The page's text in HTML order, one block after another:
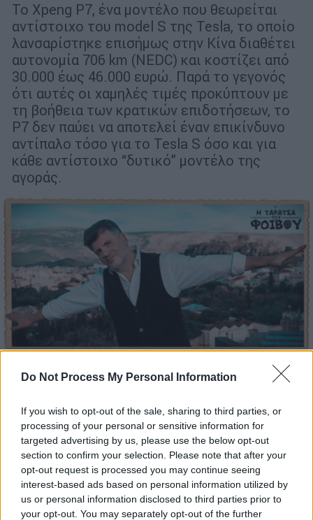
Do Not Process My Personal Information
If you wish to opt-out of the sale, sharing to third parties, or
processing of your personal or sensitive information for
targeted advertising by us, please use the below opt-out
section to confirm your selection. Please note that after your
opt-out request is processed you may continue seeing
interest-based ads based on personal information utilized by
us or personal information disclosed to third parties prior to
your opt-out. You may separately opt-out of the further
Το Xpeng P7, ένα μοντέλο που θεωρείται
αντίστοιχο του model S της Tesla, το οποίο
λανσαρίστηκε επισήμως στην Κίνα διαθέτει
αυτονομία 706 km (NEDC) και κοστίζει από
30.000 έως 46.000 ευρώ. Παρά το γεγονός
ότι αυτές οι χαμηλές τιμές προκύπτουν με
τη βοήθεια των κρατικών επιδοτήσεων, το
P7 δεν παύει να αποτελεί έναν επικίνδυνο
αντίπαλο τόσο για το Tesla S όσο και για
κάθε αντίστοιχο “δυτικό” μοντέλο της
αγοράς.
Πολιτισμός 07.05.2020 22:48
προχωρήσουμε σε καθολικές
απαγορεύσεις των έργων μας
Ο γνωστός τραγουδοποιός και
τραγουδιστής άφησε ανοιχτό το
ενδεχόμενο για μαζικές προσφυγές στη
δικαιοσύνη